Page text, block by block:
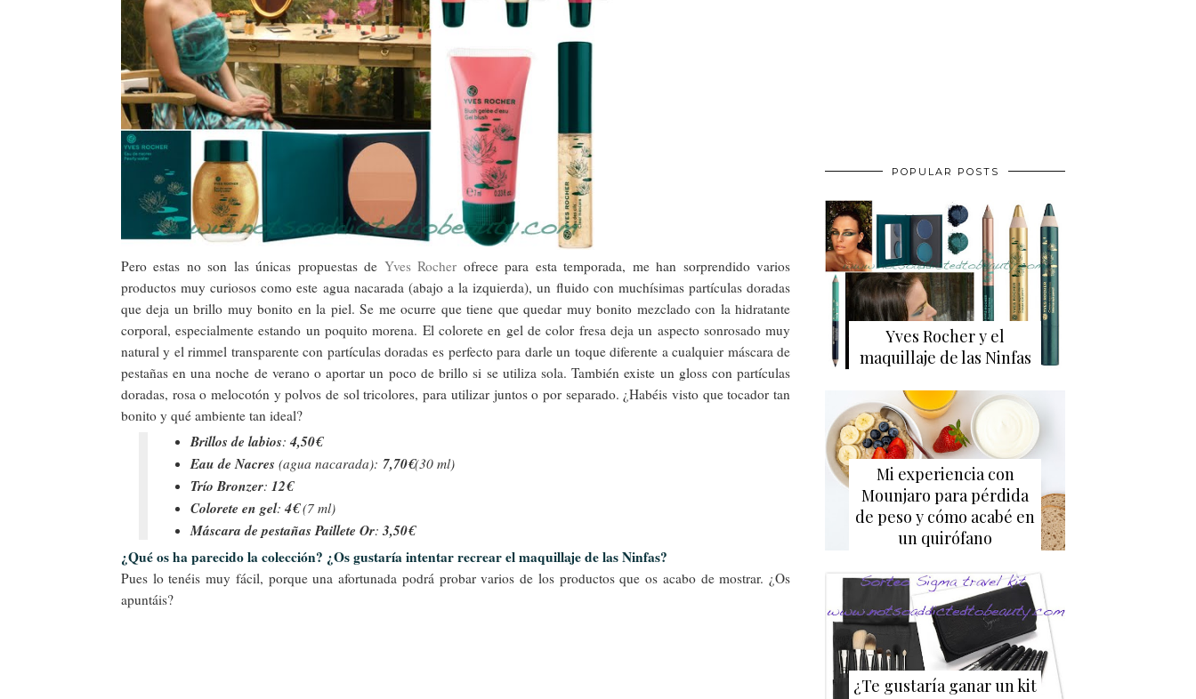
Pero estas no son las únicas propuestas de Yves Rocher ofrece para esta temporada, me han sorprendido varios
productos muy curiosos como este agua nacarada (abajo a la izquierda), un fluido con muchísimas partículas doradas
que deja un brillo muy bonito en la piel. Se me ocurre que tiene que quedar muy bonito mezclado con la hidratante
corporal, especialmente estando un poquito morena. El colorete en gel de color fresa deja un aspecto sonrosado muy
natural y el rimmel transparente con partículas doradas es perfecto para darle un toque diferente a cualquier máscara de
pestañas en una noche de verano o aportar un poco de brillo si se utiliza sola. También existe un gloss con partículas
doradas, rosa o melocotón y polvos de sol tricolores, para utilizar juntos o por separado. ¿Habéis visto que tocador tan
bonito y qué ambiente tan ideal?
Brillos de labios:4,50€
Eau de Nacres (agua nacarada): 7,70€(30 ml)
Trío Bronzer:12€
Colorete en gel:4€(7 ml)
Máscara de pestañas Paillete Or:3,50€
¿Qué os ha parecido la colección? ¿Os gustaría intentar recrear el maquillaje de las Ninfas?
Pues lo tenéis muy fácil, porque una afortunada podrá probar varios de los productos que os acabo de mostrar. ¿Os
apuntáis?
POPULAR POSTS
Yves Rocher y el
maquillaje de las Ninfas
Mi experiencia con
Mounjaro para pérdida
de peso y cómo acabé en
un quirófano
¿Te gustaría ganar un kit